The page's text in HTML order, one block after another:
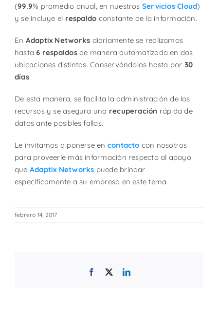
(99.9% promedio anual, en nuestros Servicios Cloud)
y se incluye el respaldo constante de la información.
En Adaptix Networks diariamente se realizamos
hasta6 respaldosde manera automatizada en dos
ubicaciones distintas. Conservándolos hasta por 30
días.
De esta manera, se facilita la administración de los
recursos y se asegura una recuperación rápida de
datos ante posibles fallas.
Le invitamos a ponerse en contacto con nosotros
para proveerle más información respecto al apoyo
que Adaptix Networks puede brindar
específicamente a su empresa en este tema.
febrero 14, 2017
Facebook LinkedIn